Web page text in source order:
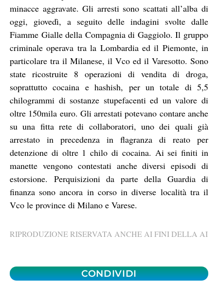
minacce aggravate. Gli arresti sono scattati all’alba di
oggi, giovedì, a seguito delle indagini svolte dalle
Fiamme Gialle della Compagnia di Gaggiolo. Il gruppo
criminale operava tra la Lombardia ed il Piemonte, in
particolare tra il Milanese, il Vco ed il Varesotto. Sono
state ricostruite 8 operazioni di vendita di droga,
soprattutto cocaina e hashish, per un totale di 5,5
chilogrammi di sostanze stupefacenti ed un valore di
oltre 150mila euro. Gli arrestati potevano contare anche
su una fitta rete di collaboratori, uno dei quali già
arrestato in precedenza in flagranza di reato per
detenzione di oltre 1 chilo di cocaina. Ai sei finiti in
manette vengono contestati anche diversi episodi di
estorsione. Perquisizioni da parte della Guardia di
finanza sono ancora in corso in diverse località tra il
Vco le province di Milano e Varese.
RIPRODUZIONE RISERVATA ANCHE AI FINI DELLA AI
CONDIVIDI